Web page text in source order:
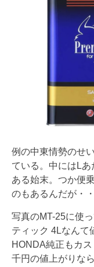
例の中東情勢のせ
ている。中にはL
ある始末。つか便
のもあるんだが・・
写真のMT-25に使
ティック 4Lなんて
HONDA純正もカ
千円の値上がりな